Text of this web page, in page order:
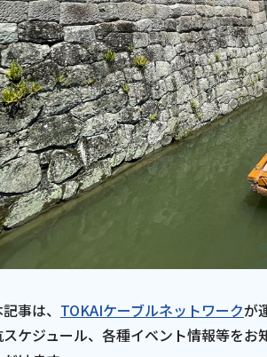
自治体様・事業者様向け
ス
放送基準 安全・安心マーク 安全
款・重要事項説明書 プライバシーポ
事は、 TOKAIケーブルネットワークが
ケジュール、各種イベント情報等を